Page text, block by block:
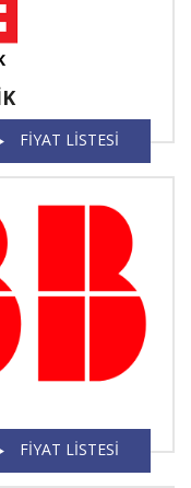
FİYAT LİSTESİ
FİYAT LİSTESİ